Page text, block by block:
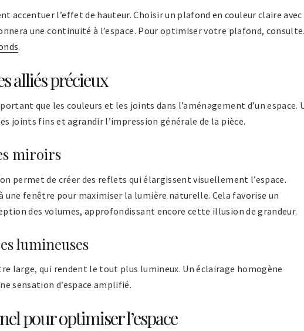
accentuer l’effet de hauteur. Choisir un plafond en couleur claire avec
une continuité à l’espace. Pour optimiser votre plafond,
.
alliés précieux
que les couleurs et les joints dans l’aménagement d’un espace.
joints fins et agrandir l’impression générale de la pièce.
miroirs
permet de créer des reflets qui élargissent visuellement l’espace.
une fenêtre pour maximiser la lumière naturelle. Cela favorise un
des volumes, approfondissant encore cette illusion de grandeur.
lumineuses
large, qui rendent le tout plus lumineux. Un éclairage homogène
sensation d’espace amplifié.
pour optimiser l’espace